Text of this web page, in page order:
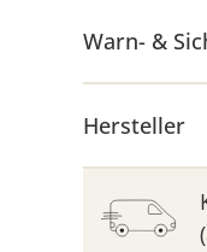
Warn- &
Hersteller